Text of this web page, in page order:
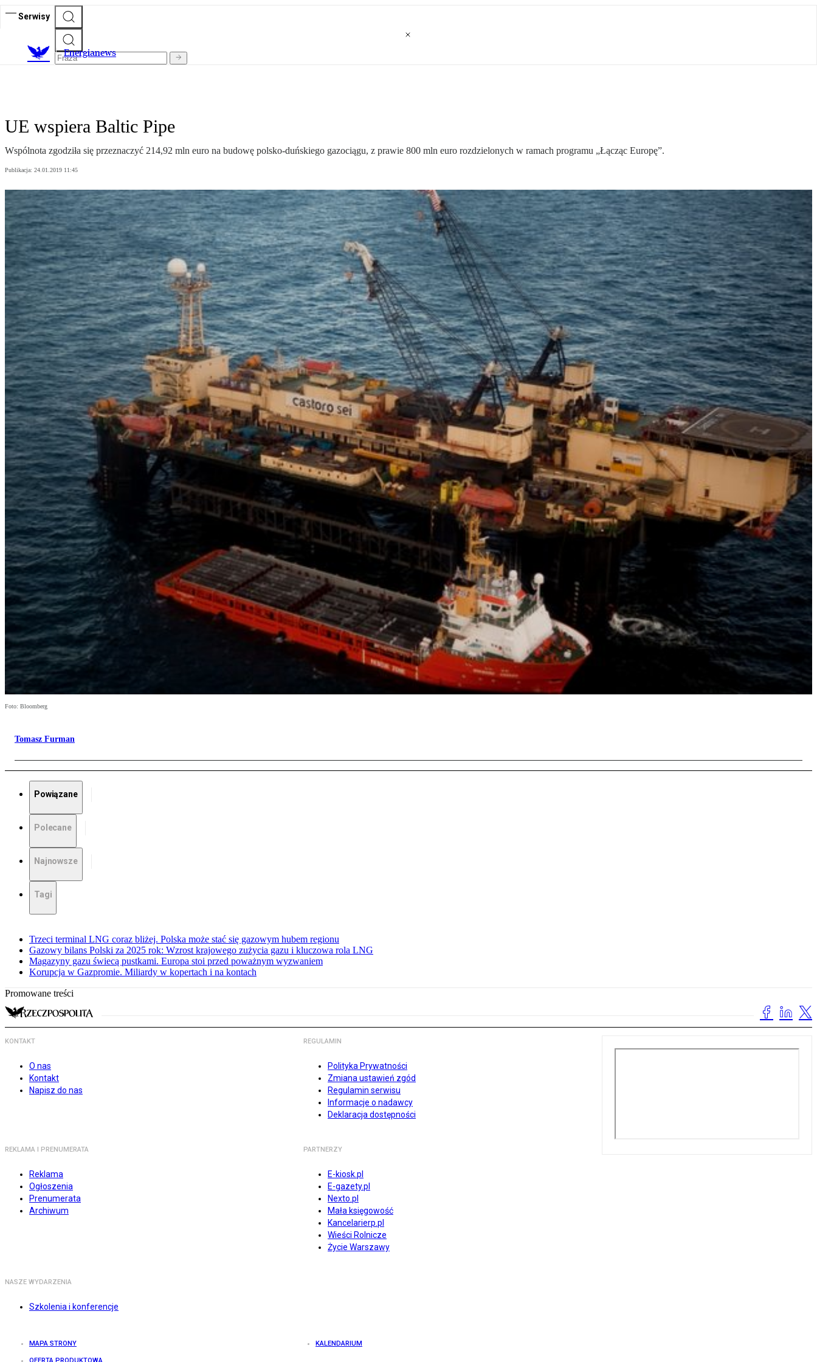
Serwisy
Energianews
UE wspiera Baltic Pipe
Wspólnota zgodziła się przeznaczyć 214,92 mln euro na budowę polsko-duńskiego gazociągu, z prawie 800 mln euro rozdzielonych w ramach programu „Łącząc Europę”.
Publikacja: 24.01.2019 11:45
Foto: Bloomberg
Tomasz Furman
Powiązane
Polecane
Najnowsze
Tagi
Trzeci terminal LNG coraz bliżej. Polska może stać się gazowym hubem regionu
Gazowy bilans Polski za 2025 rok: Wzrost krajowego zużycia gazu i kluczowa rola LNG
Magazyny gazu świecą pustkami. Europa stoi przed poważnym wyzwaniem
Korupcja w Gazpromie. Miliardy w kopertach i na kontach
Promowane treści
KONTAKT
O nas
Kontakt
Napisz do nas
REGULAMIN
Polityka Prywatności
Zmiana ustawień zgód
Regulamin serwisu
Informacje o nadawcy
Deklaracja dostępności
REKLAMA I PRENUMERATA
Reklama
Ogłoszenia
Prenumerata
Archiwum
PARTNERZY
E-kiosk.pl
E-gazety.pl
Nexto.pl
Mała księgowość
Kancelarierp.pl
Wieści Rolnicze
Życie Warszawy
NASZE WYDARZENIA
Szkolenia i konferencje
MAPA STRONY KALENDARIUM